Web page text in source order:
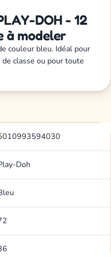
DOH - 12
à modeler
couleur bleu. Idéal pour
classe ou pour toute
Doh